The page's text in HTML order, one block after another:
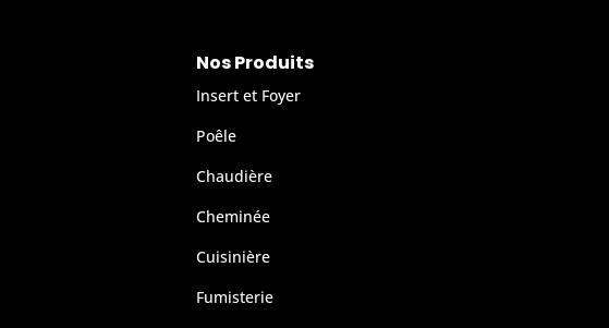
Nos Produits
Insert et Foyer
Poêle
Chaudière
Cheminée
Cuisinière
Fumisterie